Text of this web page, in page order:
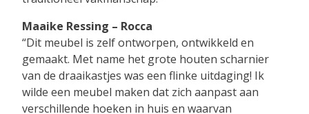
Maaike Ressing – Rocca
“Dit meubel is zelf ontworpen, ontwikkeld en
gemaakt. Met name het grote houten scharnier
van de draaikastjes was een flinke uitdaging! Ik
wilde een meubel maken dat zich aanpast aan
verschillende hoeken in huis en waarvan